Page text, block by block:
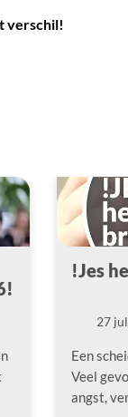
verschil!
!Jes
Datum
27
Een
Veel
angst,